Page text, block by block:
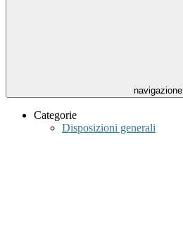
navigazione
Categorie
Disposizioni generali